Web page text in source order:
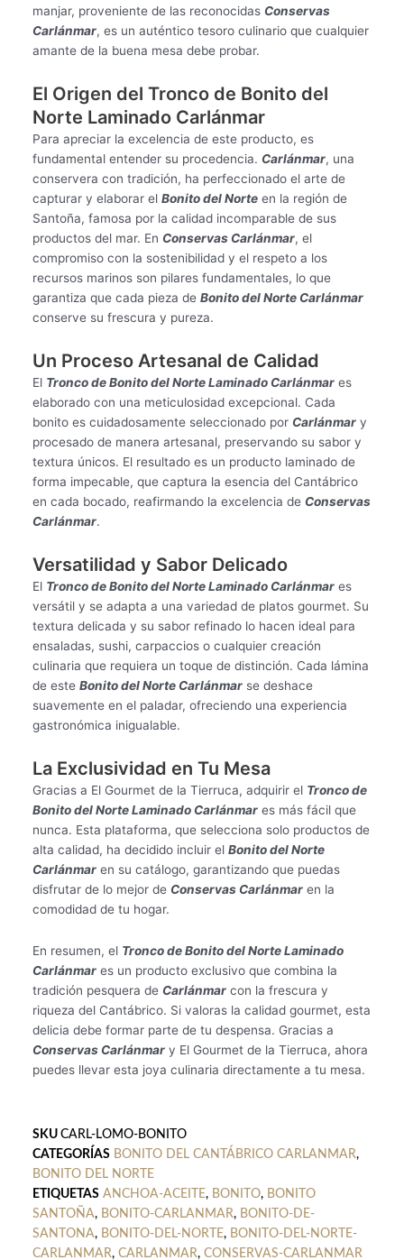
manjar, proveniente de las reconocidas Conservas
Carlánmar, es un auténtico tesoro culinario que cualquier
amante de la buena mesa debe probar.
El Origen del Tronco de Bonito del
Norte Laminado Carlánmar
Para apreciar la excelencia de este producto, es
fundamental entender su procedencia. Carlánmar, una
conservera con tradición, ha perfeccionado el arte de
capturar y elaborar el Bonito del Norteen la región de
Santoña, famosa por la calidad incomparable de sus
productos del mar. En Conservas Carlánmar, el
compromiso con la sostenibilidad y el respeto a los
recursos marinos son pilares fundamentales, lo que
garantiza que cada pieza de Bonito del Norte Carlánmar
conserve su frescura y pureza.
Un Proceso Artesanal de Calidad
El Tronco de Bonito del Norte Laminado Carlánmares
elaborado con una meticulosidad excepcional. Cada
bonito es cuidadosamente seleccionado por Carlánmary
procesado de manera artesanal, preservando su sabor y
textura únicos. El resultado es un producto laminado de
forma impecable, que captura la esencia del Cantábrico
en cada bocado, reafirmando la excelencia de Conservas
Carlánmar.
Versatilidad y Sabor Delicado
El Tronco de Bonito del Norte Laminado Carlánmares
versátil y se adapta a una variedad de platos gourmet. Su
textura delicada y su sabor refinado lo hacen ideal para
ensaladas, sushi, carpaccios o cualquier creación
culinaria que requiera un toque de distinción. Cada lámina
de este Bonito del Norte Carlánmarse deshace
suavemente en el paladar, ofreciendo una experiencia
gastronómica inigualable.
La Exclusividad en Tu Mesa
Gracias a El Gourmet de la Tierruca, adquirir el Tronco de
Bonito del Norte Laminado Carlánmares más fácil que
nunca. Esta plataforma, que selecciona solo productos de
alta calidad, ha decidido incluir el Bonito del Norte
Carlánmar en su catálogo, garantizando que puedas
disfrutar de lo mejor de Conservas Carlánmaren la
comodidad de tu hogar.
En resumen, el Tronco de Bonito del Norte Laminado
Carlánmares un producto exclusivo que combina la
tradición pesquera de Carlánmarcon la frescura y
riqueza del Cantábrico. Si valoras la calidad gourmet, esta
delicia debe formar parte de tu despensa. Gracias a
Conservas Carlánmary El Gourmet de la Tierruca, ahora
puedes llevar esta joya culinaria directamente a tu mesa.
SKU CARL-LOMO-BONITO
CATEGORÍAS BONITO DEL CANTÁBRICO CARLANMAR,
BONITO DEL NORTE
ETIQUETAS ANCHOA-ACEITE, BONITO, BONITO
SANTOÑA, BONITO-CARLANMAR, BONITO-DE-
SANTONA, BONITO-DEL-NORTE, BONITO-DEL-NORTE-
CARLANMAR, CARLANMAR, CONSERVAS-CARLANMAR